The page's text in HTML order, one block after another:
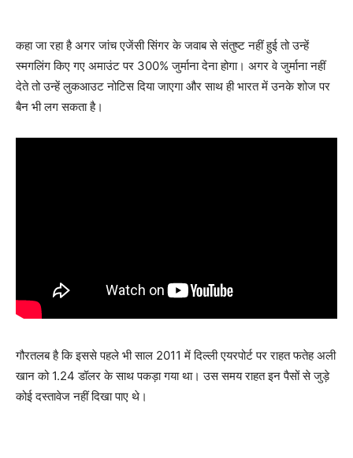
कहा जा रहा है अगर जांच एजेंसी सिंगर के जवाब से संतुष्ट नहीं हुई तो उन्हें
स्मगलिंग किए गए अमाउंट पर 300% जुर्माना देना होगा। अगर वे जुर्माना नहीं
देते तो उन्हें लुकआउट नोटिस दिया जाएगा और साथ ही भारत में उनके शोज पर
बैन भी लग सकता है।
गौरतलब है कि इससे पहले भी साल 2011 में दिल्ली एयरपोर्ट पर राहत फतेह अली
खान को 1.24 डॉलर के साथ पकड़ा गया था। उस समय राहत इन पैसों से जुड़े
कोई दस्तावेज नहीं दिखा पाए थे।